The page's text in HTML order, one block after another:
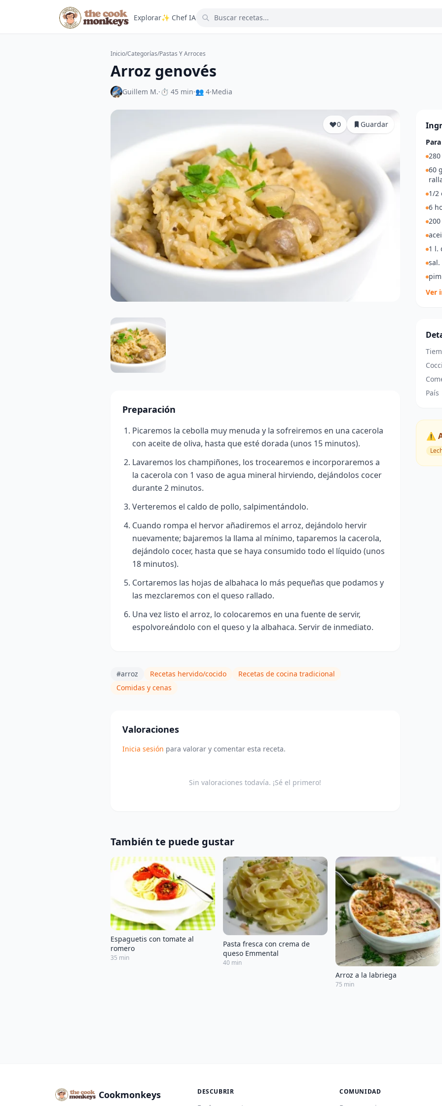
Explorar✨ Chef IA
Inicio/Categorías/Pastas Y Arroces
Arroz genovés
Guillem M.·⏱ 45 min·👥 4·Media
0 Guardar
Preparación
Picaremos la cebolla muy menuda y la sofreiremos en una cacerola
con aceite de oliva, hasta que esté dorada (unos 15 minutos).
Lavaremos los champiñones, los trocearemos e incorporaremos a
la cacerola con 1 vaso de agua mineral hirviendo, dejándolos cocer
durante 2 minutos.
Verteremos el caldo de pollo, salpimentándolo.
Cuando rompa el hervor añadiremos el arroz, dejándolo hervir
nuevamente; bajaremos la llama al mínimo, taparemos la cacerola,
dejándolo cocer, hasta que se haya consumido todo el líquido (unos
18 minutos).
Cortaremos las hojas de albahaca lo más pequeñas que podamos y
las mezclaremos con el queso rallado.
Una vez listo el arroz, lo colocaremos en una fuente de servir,
espolvoreándolo con el queso y la albahaca. Servir de inmediato.
#arroz Recetas hervido/cocido
Recetas de cocina tradicional
Comidas y cenas
Valoraciones
Inicia sesión para valorar y comentar esta receta.
Sin valoraciones todavía. ¡Sé el primero!
60
1/2
6
1 l.
sal.
Ver
País
⚠️
También te puede gustar
Espaguetis con tomate al
romero
35 min
Pasta fresca con crema de
queso Emmental
40 min
Arroz a la labriega
75 min
Cookmonkeys DESCUBRIR COMUNIDAD